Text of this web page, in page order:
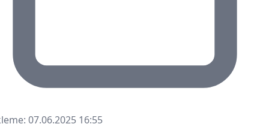
07.06.2025 16:55